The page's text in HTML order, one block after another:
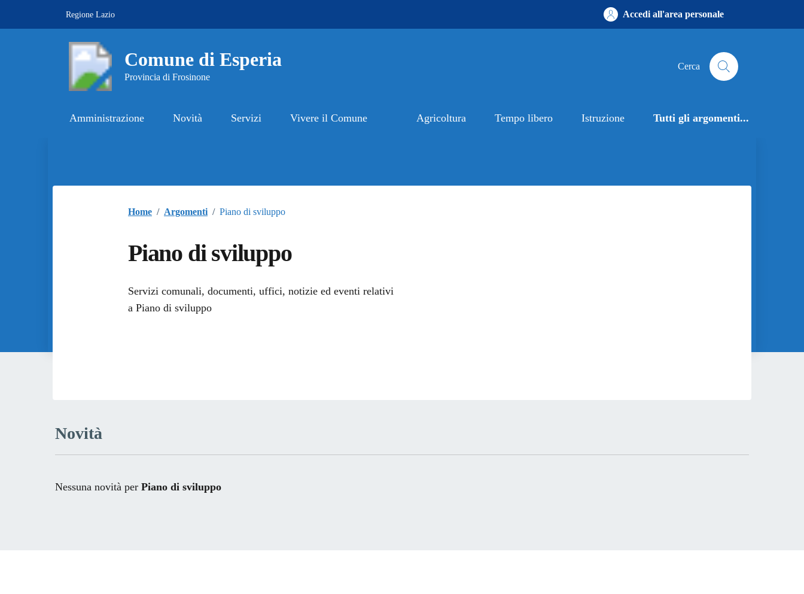
Regione Lazio Accedi all'area personale
Comune di Esperia
Provincia di Frosinone
Cerca
Amministrazione Novità Servizi Vivere il Comune Agricoltura Tempo libero Istruzione Tutti gli argomenti...
Home / Argomenti / Piano di sviluppo
Piano di sviluppo
Dettagli dell'argomento
Servizi comunali, documenti, uffici, notizie ed eventi relativi
a Piano di sviluppo
Novità
Nessuna novità per Piano di sviluppo